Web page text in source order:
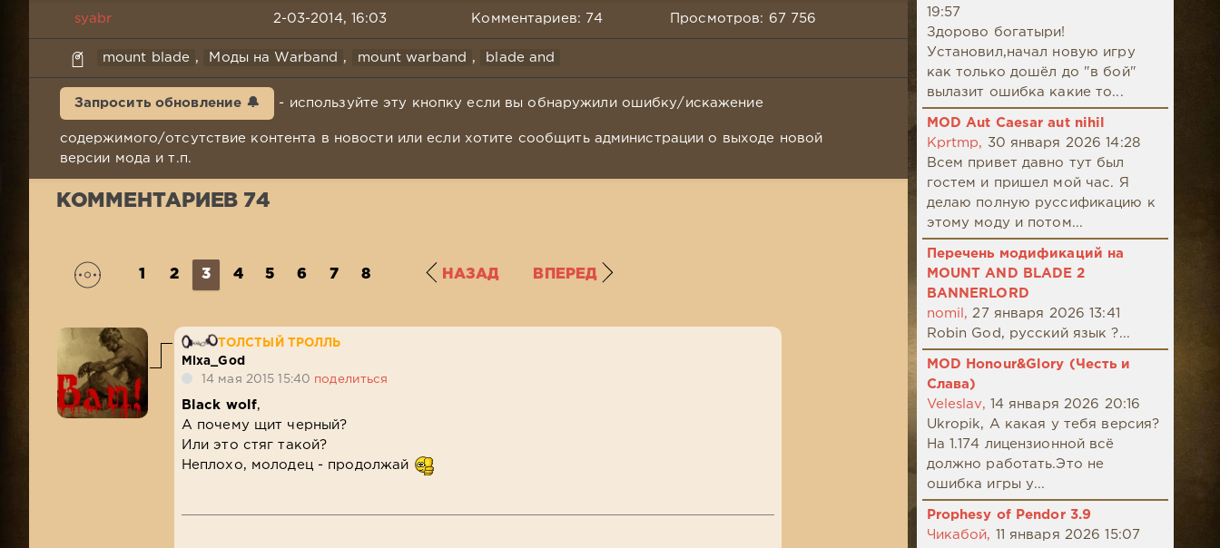
syabr 2-03-2014, 16:03 Комментариев: 74 Просмотров: 67 756
mount blade , Моды на Warband , mount warband , blade and
Запросить обновление 🔔 - используйте эту кнопку если вы обнаружили ошибку/искажение
содержимого/отсутствие контента в новости или если хотите сообщить администрации о выходе новой
версии мода и т.п.
КОММЕНТАРИЕВ 74
1 2 3 4 5 6 7 8 НАЗАД ВПЕРЕД
ТОЛСТЫЙ ТРОЛЛЬ
Mixa_God
14 мая 2015 15:40 поделиться
Black wolf,
А почему щит черный?
Или это стяг такой?
Неплохо, молодец - продолжай
19:57
Здорово богатыри!
Установил,начал новую игру
как только дошёл до "в бой"
вылазит ошибка какие то...
MOD Aut Caesar aut nihil
Kprtmp,
30 января 2026 14:28
Всем привет давно тут был
гостем и пришел мой час. Я
делаю полную руссификацию к
этому моду и потом...
Перечень модификаций на
MOUNT AND BLADE 2
BANNERLORD
nomil, 27 января 2026 13:41
Robin God, русский язык ?...
MOD Honour&Glory (Честь и
Слава)
Veleslav,
14 января 2026 20:16
Ukropik, А какая у тебя версия?
На 1.174 лицензионной всё
должно работать.Это не
ошибка игры у...
Prophesy of Pendor 3.9
Чикабой,
11 января 2026 15:07